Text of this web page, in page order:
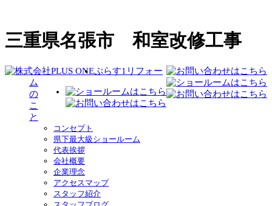
三重県名張市 和室改修工事
ぷらす1リフォー
ム
の
こ
と
コンセプト
県下最大級ショールーム
代表挨拶
会社概要
企業理念
アクセスマップ
スタッフ紹介